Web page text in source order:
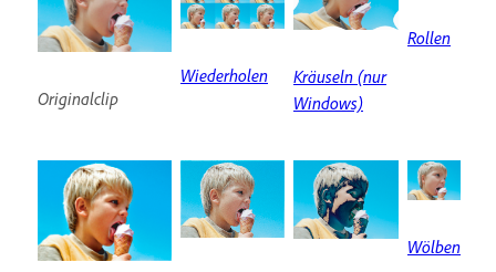
Originalclip
Wiederholen
Kräuseln (nur
Windows)
Rollen
Wölben